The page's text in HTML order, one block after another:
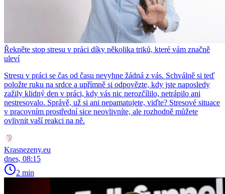
Řekněte stop stresu v práci díky několika triků, které vám značně
uleví
Stresu v práci se čas od času nevyhne žádná z vás. Schválně si teď
položte ruku na srdce a upřímně si odpovězte, kdy jste naposledy
zažily klidný den v práci, kdy vás nic nerozčílilo, netrápilo ani
nestresovalo. Správě, už si ani nepamatujete, viďte? Stresové situace
v pracovním prostřední sice neovlivníte, ale rozhodně můžete
ovlivnit vaší reakci na ně.
Krasnezeny.eu
dnes, 08:15
2 min